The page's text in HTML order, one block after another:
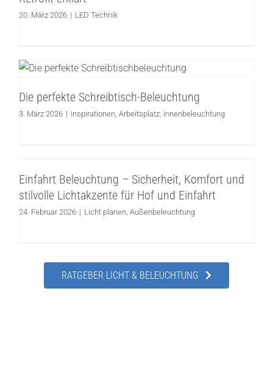
20. März 2026 | LED Technik
Die perfekte Schreibtisch-Beleuchtung
Inspirationen Arbeitsplatz Innenbeleuchtung
Die perfekte Schreibtisch-Beleuchtung
3. März 2026 | Inspirationen, Arbeitsplatz, Innenbeleuchtung
und Einfahrt
Licht planen Außenbeleuchtung
Einfahrt Beleuchtung – Sicherheit, Komfort und
stilvolle Lichtakzente für Hof und Einfahrt
24. Februar 2026 | Licht planen, Außenbeleuchtung
RATGEBER LICHT & BELEUCHTUNG